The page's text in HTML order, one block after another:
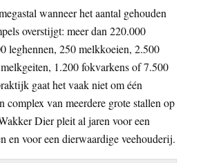
wanneer het aantal gehouden
overstijgt: meer dan 220.000
leghennen, 250 melkkoeien, 2.500
1.200 fokvarkens of 7.500
gaat het vaak niet om één
complex van meerdere grote stallen op
Dier pleit al jaren voor een
en voor een dierwaardige veehouderij.